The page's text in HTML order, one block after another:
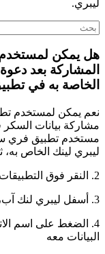
ليبري.
هل يمكن لمستخدم
المشاركة بعد
الخاصة به في
نعم يمكن لمستخدم
مشاركة بيانات
مستخدم تطبيق فري
ليبري لينك الخاص به، ثم: 1. الضغط على قائمة
2. النقر فوق التطبيقات المتصلة
3. أسفل ليبري لنك آب، النقر فوق إدارة
4. الضغط على اسم
البيانات معه